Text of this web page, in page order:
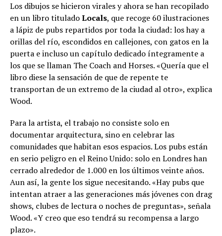
Los dibujos se hicieron virales y ahora se han recopilado
en un libro tituladoLocals, que recoge 60 ilustraciones
a lápiz de pubs repartidos por toda la ciudad: los hay a
orillas del río, escondidos en callejones, con gatos en la
puerta e incluso un capítulo dedicado íntegramente a
los que se llaman The Coach and Horses. «Quería que el
libro diese la sensación de que de repente te
transportan de un extremo de la ciudad al otro», explica
Wood.
Para la artista, el trabajo no consiste solo en
documentar arquitectura, sino en celebrar las
comunidades que habitan esos espacios. Los pubs están
en serio peligro en el Reino Unido: solo en Londres han
cerrado alrededor de 1.000 en los últimos veinte años.
Aun así, la gente los sigue necesitando. «Hay pubs que
intentan atraer a las generaciones más jóvenes con drag
shows, clubes de lectura o noches de preguntas», señala
Wood. «Y creo que eso tendrá su recompensa a largo
plazo».